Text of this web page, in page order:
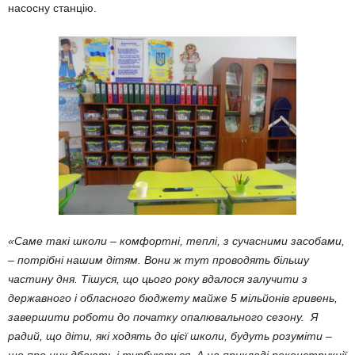
насосну станцію.
«Саме такі школи – комфортні, теплі, з сучасними засобами,
– потрібні нашим дітям. Вони ж тут проводять більшу
частину дня. Тішуся, що цього року вдалося залучити з
державного і обласного бюджету майже 5 мільйонів гривень,
завершити роботи до початку опалювального сезону. Я
радий, що діти, які ходять до цієї школи, будуть розуміти –